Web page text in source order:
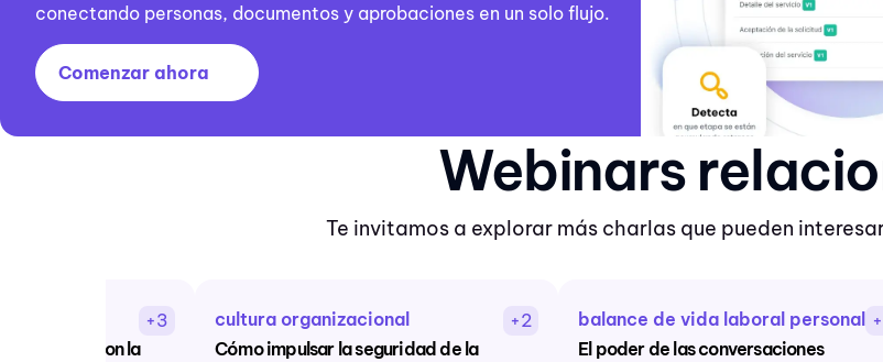
conectando personas, documentos y aprobaciones en un solo flujo.
Comenzar ahora
Webinars
Te invitamos a explorar más charlas que pueden
+3
empresa con la
cultura organizacional
+2
Cómo impulsar la seguridad de la
balance de vida laboral personal
El poder de las conversaciones